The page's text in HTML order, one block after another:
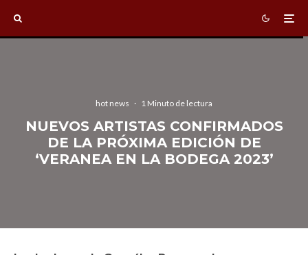
hot news · 1 Minuto de lectura
NUEVOS ARTISTAS CONFIRMADOS
DE LA PRÓXIMA EDICIÓN DE
‘VERANEA EN LA BODEGA 2023’